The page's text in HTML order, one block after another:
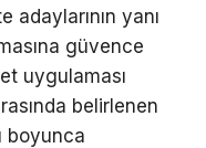
adaylarının yanı
güvence
uygulaması
belirlenen
boyunca